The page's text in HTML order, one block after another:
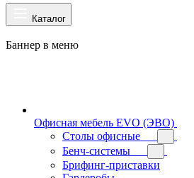
Каталог
Баннер в меню
Офисная мебель EVO (ЭВО)
Cтолы офисные
Бенч-системы
Брифинг-приставки